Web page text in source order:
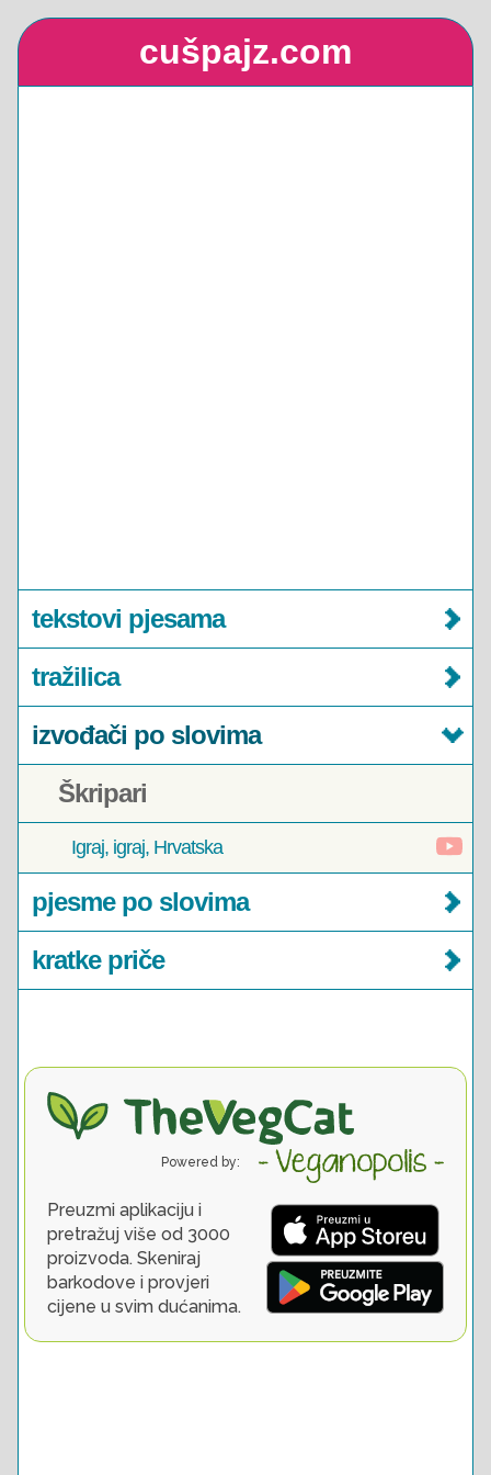
cušpajz.com
tekstovi pjesama
tražilica
izvođači po slovima
Škripari
Igraj, igraj, Hrvatska
pjesme po slovima
kratke priče